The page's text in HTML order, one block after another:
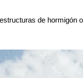
de hormigón